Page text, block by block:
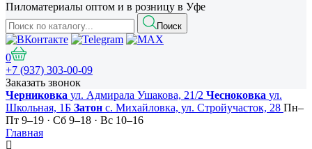
Пиломатериалы оптом и в розницу в Уфе
Поиск
0
+7 (937) 303-00-09
Заказать звонок
Черниковка ул. Адмирала Ушакова, 21/2 Чесноковка ул.
Школьная, 1Б Затон с. Михайловка, ул. Стройучасток, 28 Пн–
Пт 9–19 · Сб 9–18 · Вс 10–16
Главная